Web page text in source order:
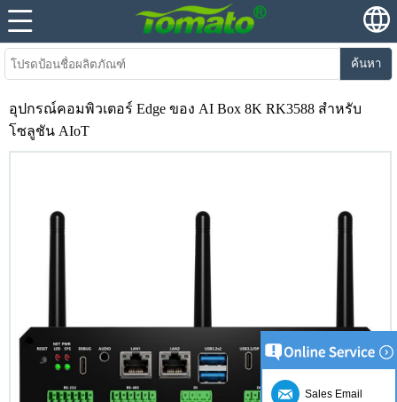
ค้นหา
อุปกรณ์คอมพิวเตอร์ Edge ของ AI Box 8K RK3588 สำหรับ
โซลูชัน AIoT
Sales Email